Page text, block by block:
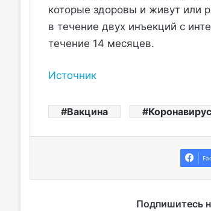
которые здоровы и живут или
в течение двух инъекций с
течение 14 месяцев.
Источник
Вакцина Коронавирус
Подпишитесь